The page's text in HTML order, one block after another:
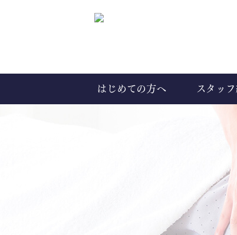
はじめての方へ スタッ